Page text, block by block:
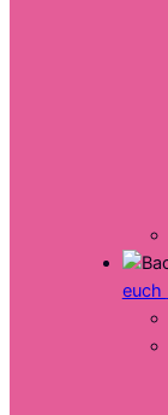
euch